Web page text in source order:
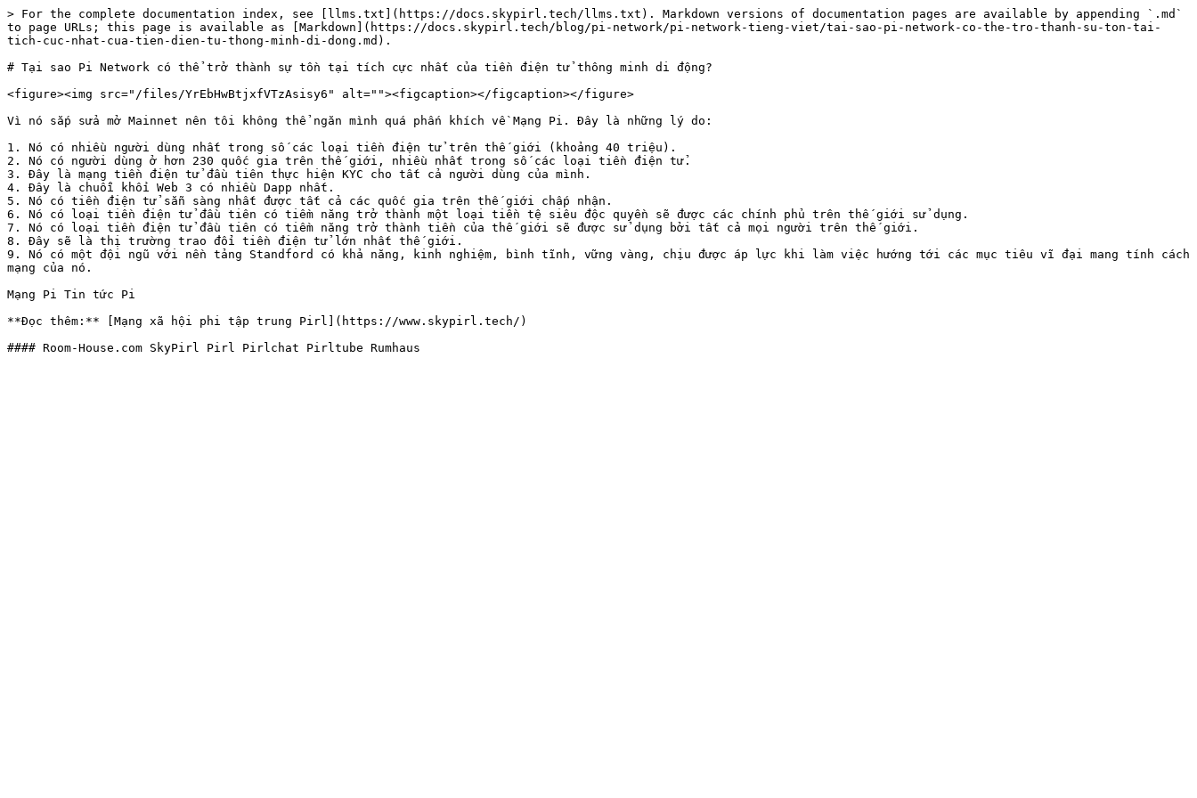
> For the complete documentation index, see [llms.txt](https://docs.skypirl.tech/llms.txt). Markdown versions of documentation pages are available by appending `.md`
to page URLs; this page is available as [Markdown](https://docs.skypirl.tech/blog/pi-network/pi-network-tieng-viet/tai-sao-pi-network-co-the-tro-thanh-su-ton-tai-
tich-cuc-nhat-cua-tien-dien-tu-thong-minh-di-dong.md).
# Tại sao Pi Network có thể trở thành sự tồn tại tích cực nhất của tiền điện tử thông minh di động?
<figure><img src="/files/YrEbHwBtjxfVTzAsisy6" alt=""><figcaption></figcaption></figure>
Vì nó sắp sửa mở Mainnet nên tôi không thể ngăn mình quá phấn khích về Mạng Pi. Đây là những lý do:
1. Nó có nhiều người dùng nhất trong số các loại tiền điện tử trên thế giới (khoảng 40 triệu).
2. Nó có người dùng ở hơn 230 quốc gia trên thế giới, nhiều nhất trong số các loại tiền điện tử.
3. Đây là mạng tiền điện tử đầu tiên thực hiện KYC cho tất cả người dùng của mình.
4. Đây là chuỗi khối Web 3 có nhiều Dapp nhất.
5. Nó có tiền điện tử sẵn sàng nhất được tất cả các quốc gia trên thế giới chấp nhận.
6. Nó có loại tiền điện tử đầu tiên có tiềm năng trở thành một loại tiền tệ siêu độc quyền sẽ được các chính phủ trên thế giới sử dụng.
7. Nó có loại tiền điện tử đầu tiên có tiềm năng trở thành tiền của thế giới sẽ được sử dụng bởi tất cả mọi người trên thế giới.
8. Đây sẽ là thị trường trao đổi tiền điện tử lớn nhất thế giới.
9. Nó có một đội ngũ với nền tảng Standford có khả năng, kinh nghiệm, bình tĩnh, vững vàng, chịu được áp lực khi làm việc hướng tới các mục tiêu vĩ đại mang tính cách
mạng của nó.
Mạng Pi Tin tức Pi
**Đọc thêm:** [Mạng xã hội phi tập trung Pirl](https://www.skypirl.tech/)